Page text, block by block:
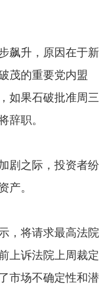
飙升，原因在于新
茂的重要党内盟
如果石破批准周三
辞职。
剧之际，投资者纷
产。
，将请求最高法院
上诉法院上周裁定
市场不确定性和潜